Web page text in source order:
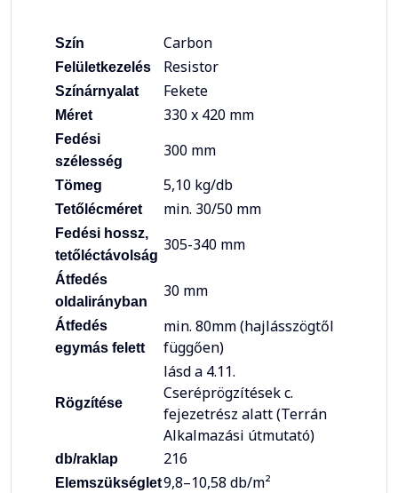
Szín Carbon
Felületkezelés Resistor
Színárnyalat Fekete
Méret 330 x 420 mm
Fedési
szélesség
300 mm
Tömeg 5,10 kg/db
Tetőlécméret min. 30/50 mm
Fedési hossz,
tetőléctávolság
305-340 mm
Átfedés
oldalirányban
30 mm
Átfedés
egymás felett
min. 80mm (hajlásszögtől
függően)
Rögzítése
lásd a 4.11.
Cseréprögzítések c.
fejezetrész alatt (Terrán
Alkalmazási útmutató)
db/raklap 216
Elemszükséglet9,8–10,58 db/m²